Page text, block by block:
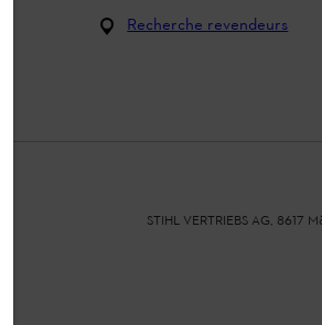
Recherche revendeurs
STIHL VERTRIEBS AG, 8617